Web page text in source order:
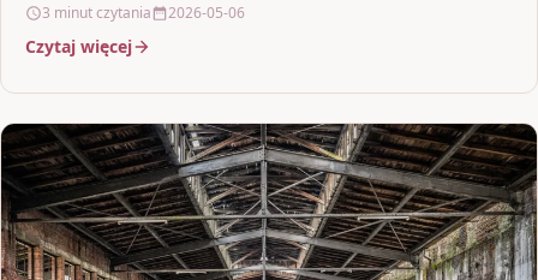
3 minut czytania 2026-05-06
Czytaj więcej